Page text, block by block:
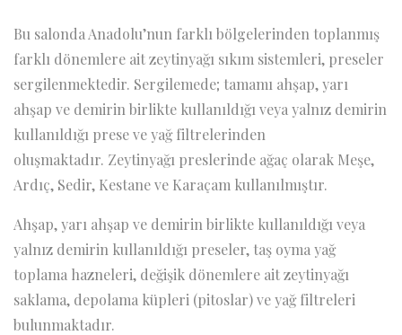
Bu salonda Anadolu’nun farklı bölgelerinden toplanmış
farklı dönemlere ait zeytinyağı sıkım sistemleri, preseler
sergilenmektedir. Sergilemede; tamamı ahşap, yarı
ahşap ve demirin birlikte kullanıldığı veya yalnız demirin
kullanıldığı prese ve yağ filtrelerinden
oluşmaktadır. Zeytinyağı preslerinde ağaç olarak Meşe,
Ardıç, Sedir, Kestane ve Karaçam kullanılmıştır.
Ahşap, yarı ahşap ve demirin birlikte kullanıldığı veya
yalnız demirin kullanıldığı preseler, taş oyma yağ
toplama hazneleri, değişik dönemlere ait zeytinyağı
saklama, depolama küpleri (pitoslar) ve yağ filtreleri
bulunmaktadır.